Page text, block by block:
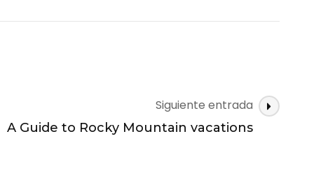
Siguiente entrada
A Guide to Rocky Mountain vacations